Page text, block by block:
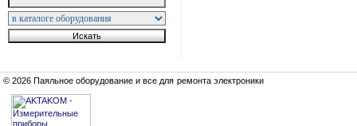
© 2026 Паяльное оборудование и все для ремонта электроники